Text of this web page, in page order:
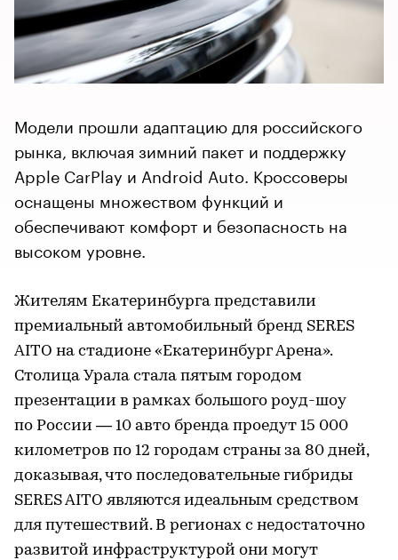
Модели прошли адаптацию для российского
рынка, включая зимний пакет и поддержку
Apple CarPlay и Android Auto. Кроссоверы
оснащены множеством функций и
обеспечивают комфорт и безопасность на
высоком уровне.
Жителям Екатеринбурга представили
премиальный автомобильный бренд SERES
AITO на стадионе «Екатеринбург Арена».
Столица Урала стала пятым городом
презентации в рамках большого роуд-шоу
по России — 10 авто бренда проедут 15 000
километров по 12 городам страны за 80 дней,
доказывая, что последовательные гибриды
SERES AITO являются идеальным средством
для путешествий. В регионах с недостаточно
развитой инфраструктурой они могут